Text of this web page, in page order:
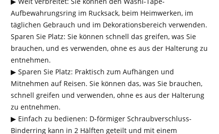
Aufbewahrungsring im Rucksack, beim Heimwerken, im
täglichen Gebrauch und im Dekorationsbereich verwenden.
Sparen Sie Platz: Sie können schnell das greifen, was Sie
brauchen, und es verwenden, ohne es aus der Halterung zu
entnehmen.
▶ Sparen Sie Platz: Praktisch zum Aufhängen und
Mitnehmen auf Reisen. Sie können das, was Sie brauchen,
schnell greifen und verwenden, ohne es aus der Halterung
zu entnehmen.
▶ Einfach zu bedienen: D-förmiger Schraubverschluss-
Binderring kann in 2 Hälften geteilt und mit einem